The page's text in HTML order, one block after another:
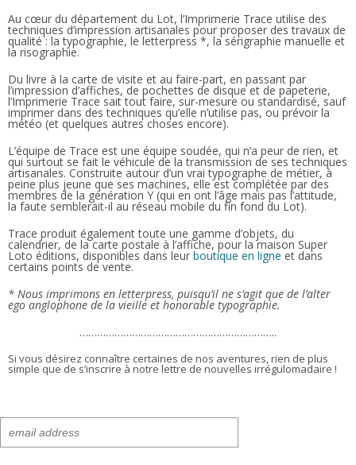
Au cœur du département du Lot, l’Imprimerie Trace utilise des
techniques d’impression artisanales pour proposer des travaux de
qualité : la typographie, le letterpress *, la sérigraphie manuelle et
la risographie.
Du livre à la carte de visite et au faire-part, en passant par
l’impression d’affiches, de pochettes de disque et de papeterie,
l’Imprimerie Trace sait tout faire, sur-mesure ou standardisé, sauf
imprimer dans des techniques qu’elle n’utilise pas, ou prévoir la
météo (et quelques autres choses encore).
L’équipe de Trace est une équipe soudée, qui n’a peur de rien, et
qui surtout se fait le véhicule de la transmission de ses techniques
artisanales. Construite autour d’un vrai typographe de métier, à
peine plus jeune que ses machines, elle est complétée par des
membres de la génération Y (qui en ont l’âge mais pas l’attitude,
la faute semblerait-il au réseau mobile du fin fond du Lot).
Trace produit également toute une gamme d’objets, du
calendrier, de la carte postale à l’affiche, pour la maison Super
Loto éditions, disponibles dans leur boutique en ligne et dans
certains points de vente.
* Nous imprimons en letterpress, puisqu’il ne s’agit que de l’alter
ego anglophone de la vieille et honorable typographie.
…………………………………………………………..
Si vous désirez connaître certaines de nos aventures, rien de plus
simple que de s’inscrire à notre lettre de nouvelles irrégulomadaire !